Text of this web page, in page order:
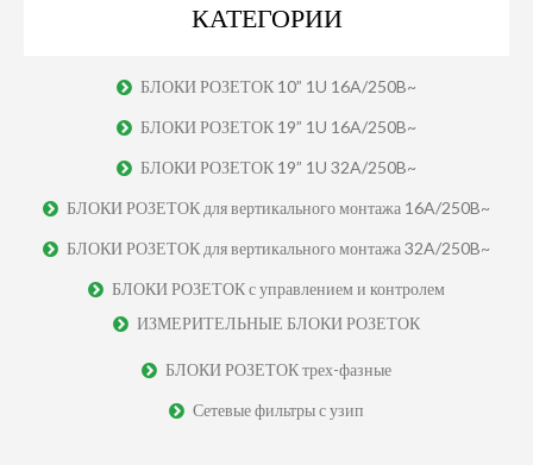
КАТЕГОРИИ
БЛОКИ РОЗЕТОК 10” 1U 16A/250B~
БЛОКИ РОЗЕТОК 19” 1U 16A/250B~
БЛОКИ РОЗЕТОК 19” 1U 32A/250B~
БЛОКИ РОЗЕТОК для вертикального монтажа 16A/250B~
БЛОКИ РОЗЕТОК для вертикального монтажа 32A/250B~
БЛОКИ РОЗЕТОК с управлением и контролем
ИЗМЕРИТЕЛЬНЫЕ БЛОКИ РОЗЕТОК
БЛОКИ РОЗЕТОК трех-фазные
Сетевые фильтры с узип